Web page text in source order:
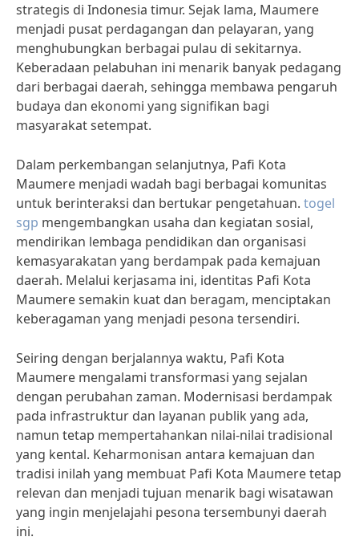
strategis di Indonesia timur. Sejak lama, Maumere
menjadi pusat perdagangan dan pelayaran, yang
menghubungkan berbagai pulau di sekitarnya.
Keberadaan pelabuhan ini menarik banyak pedagang
dari berbagai daerah, sehingga membawa pengaruh
budaya dan ekonomi yang signifikan bagi
masyarakat setempat.
Dalam perkembangan selanjutnya, Pafi Kota
Maumere menjadi wadah bagi berbagai komunitas
untuk berinteraksi dan bertukar pengetahuan. togel
sgp mengembangkan usaha dan kegiatan sosial,
mendirikan lembaga pendidikan dan organisasi
kemasyarakatan yang berdampak pada kemajuan
daerah. Melalui kerjasama ini, identitas Pafi Kota
Maumere semakin kuat dan beragam, menciptakan
keberagaman yang menjadi pesona tersendiri.
Seiring dengan berjalannya waktu, Pafi Kota
Maumere mengalami transformasi yang sejalan
dengan perubahan zaman. Modernisasi berdampak
pada infrastruktur dan layanan publik yang ada,
namun tetap mempertahankan nilai-nilai tradisional
yang kental. Keharmonisan antara kemajuan dan
tradisi inilah yang membuat Pafi Kota Maumere tetap
relevan dan menjadi tujuan menarik bagi wisatawan
yang ingin menjelajahi pesona tersembunyi daerah
ini.